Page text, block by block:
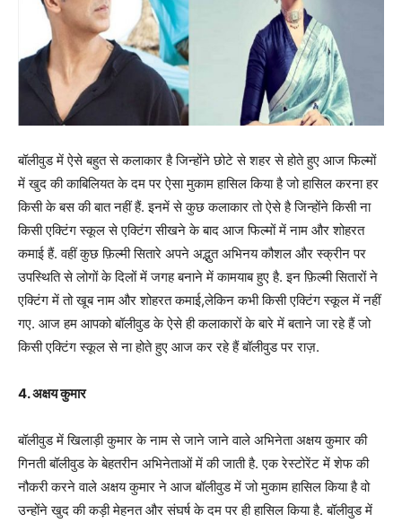
बॉलीवुड में ऐसे बहुत से कलाकार है जिन्होंने छोटे से शहर से होते हुए आज फिल्मों
में खुद की काबिलियत के दम पर ऐसा मुकाम हासिल किया है जो हासिल करना हर
किसी के बस की बात नहीं हैं. इनमें से कुछ कलाकार तो ऐसे है जिन्होंने किसी ना
किसी एक्टिंग स्कूल से एक्टिंग सीखने के बाद आज फिल्मों में नाम और शोहरत
कमाई हैं. वहीं कुछ फ़िल्मी सितारे अपने अद्भुत अभिनय कौशल और स्क्रीन पर
उपस्थिति से लोगों के दिलों में जगह बनाने में कामयाब हुए है. इन फ़िल्मी सितारों ने
एक्टिंग में तो खूब नाम और शोहरत कमाई,लेकिन कभी किसी एक्टिंग स्कूल में नहीं
गए. आज हम आपको बॉलीवुड के ऐसे ही कलाकारों के बारे में बताने जा रहे हैं जो
किसी एक्टिंग स्कूल से ना होते हुए आज कर रहे हैं बॉलीवुड पर राज़.
4. अक्षय कुमार
बॉलीवुड में खिलाड़ी कुमार के नाम से जाने जाने वाले अभिनेता अक्षय कुमार की
गिनती बॉलीवुड के बेहतरीन अभिनेताओं में की जाती है. एक रेस्टोरेंट में शेफ की
नौकरी करने वाले अक्षय कुमार ने आज बॉलीवुड में जो मुकाम हासिल किया है वो
उन्होंने खुद की कड़ी मेहनत और संघर्ष के दम पर ही हासिल किया है. बॉलीवुड में